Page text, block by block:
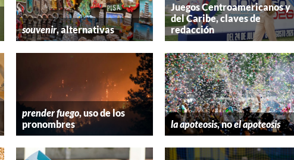
souvenir, alternativas
Juegos Centroamericanos y
del Caribe, claves de
redacción
prender fuego, uso de los
pronombres
la apoteosis, noel apoteosis